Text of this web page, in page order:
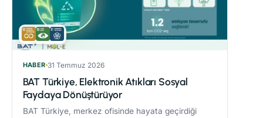
HABER 31 Temmuz 2026
BAT Türkiye, Elektronik Atıkları Sosyal
Faydaya Dönüştürüyor
BAT Türkiye, merkez ofisinde hayata geçirdiği